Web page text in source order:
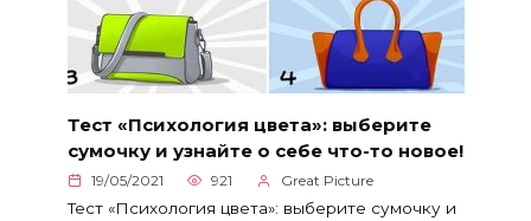
Тест «Психология цвета»: выберите
сумочку и узнайте о себе что-то новое!
19/05/2021 921 Great Picture
Тест «Психология цвета»: выберите сумочку и